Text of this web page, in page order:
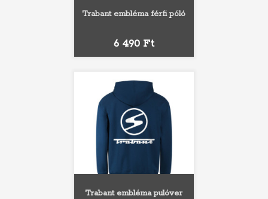
Trabant embléma férfi póló
Ár
6 490 Ft
Trabant embléma pulóver